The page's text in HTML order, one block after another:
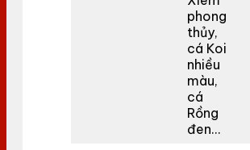
phong
thủy,
cá Koi
nhiều
màu,
cá
Rồng
đen…